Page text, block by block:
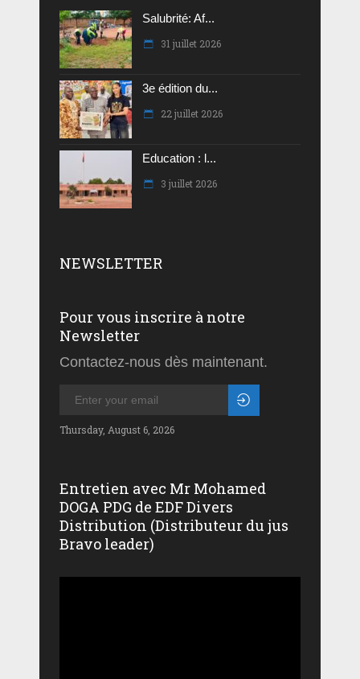
Salubrité: Af...
31 juillet 2026
3e édition du...
22 juillet 2026
Education : l...
3 juillet 2026
NEWSLETTER
Pour vous inscrire à notre
Newsletter
Contactez-nous dès maintenant.
Thursday, August 6, 2026
Entretien avec Mr Mohamed
DOGA PDG de EDF Divers
Distribution (Distributeur du jus
Bravo leader)